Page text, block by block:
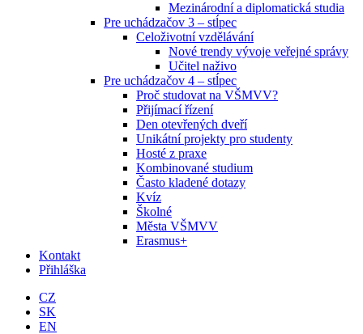
Mezinárodní a diplomatická studia
Pre uchádzačov 3 – stĺpec
Celoživotní vzdělávání
Nové trendy vývoje veřejné správy
Učitel naživo
Pre uchádzačov 4 – stĺpec
Proč studovat na VŠMVV?
Přijímací řízení
Den otevřených dveří
Unikátní projekty pro studenty
Hosté z praxe
Kombinované studium
Často kladené dotazy
Kvíz
Školné
Města VŠMVV
Erasmus+
Kontakt
Přihláška
CZ
SK
EN